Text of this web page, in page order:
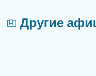
Другие